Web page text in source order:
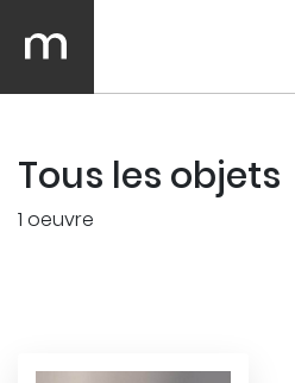
Tous les objets
1 oeuvre